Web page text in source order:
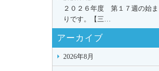
２０２６年度 第１７週の始ま
りです。【三…
アーカイブ
2026年8月